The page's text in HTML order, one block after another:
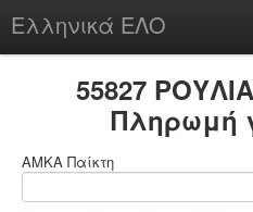
Ελληνικά ΕΛΟ
chesstu.be @ discord
55827
Πληρωμή
ΑΜΚΑ Παίκτη